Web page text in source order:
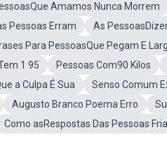
Amamos Nunca Morrem
Pessoas Erram
As
Para PessoasQue Pegam E
1 95 Pessoas Com90 Kilos
a Culpa É Sua
Senso Comum
Augusto Branco Poema Erro
Como asRespostas Das Pessoas Fria